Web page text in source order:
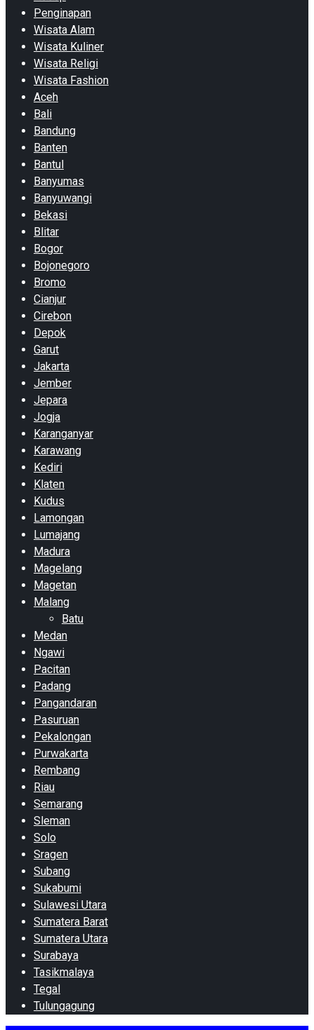
Penginapan
Wisata Alam
Wisata Kuliner
Wisata Religi
Wisata Fashion
Aceh
Bali
Bandung
Banten
Bantul
Banyumas
Banyuwangi
Bekasi
Blitar
Bogor
Bojonegoro
Bromo
Cianjur
Cirebon
Depok
Garut
Jakarta
Jember
Jepara
Jogja
Karanganyar
Karawang
Kediri
Klaten
Kudus
Lamongan
Lumajang
Madura
Magelang
Magetan
Malang
Batu
Medan
Ngawi
Pacitan
Padang
Pangandaran
Pasuruan
Pekalongan
Purwakarta
Rembang
Riau
Semarang
Sleman
Solo
Sragen
Subang
Sukabumi
Sulawesi Utara
Sumatera Barat
Sumatera Utara
Surabaya
Tasikmalaya
Tegal
Tulungagung